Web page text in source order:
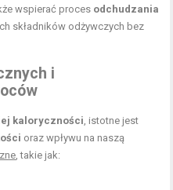
wspierać proces odchudzania
składników odżywczych bez
i
kaloryczności, istotne jest
oraz wpływu na naszą
, takie jak: